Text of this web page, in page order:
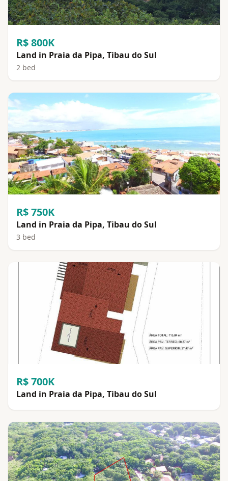
R$ 800K
Land in Praia da Pipa, Tibau do Sul
2 bed
R$ 750K
Land in Praia da Pipa, Tibau do Sul
3 bed
R$ 700K
Land in Praia da Pipa, Tibau do Sul